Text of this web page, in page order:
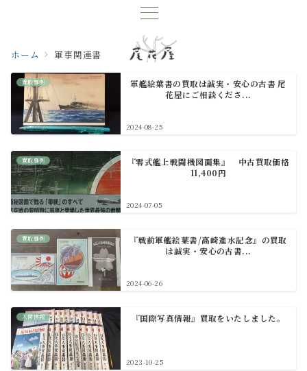
ホーム 軍事関連書
買取事例
軍艦絵葉書の買取は誠実・安心の古書 尾
花屋にご相談くださ...
2024-08-25
買取事例
『零式艦上戦闘機図面集』 中古買取価格
11,400円
2024-07-05
買取事例
『戦前軍艦絵葉書/高崎進水記念』の買取
は誠実・安心の古書...
2024-06-26
入荷情報 『国際写真情報』買取をいたしました。
2023-10-25